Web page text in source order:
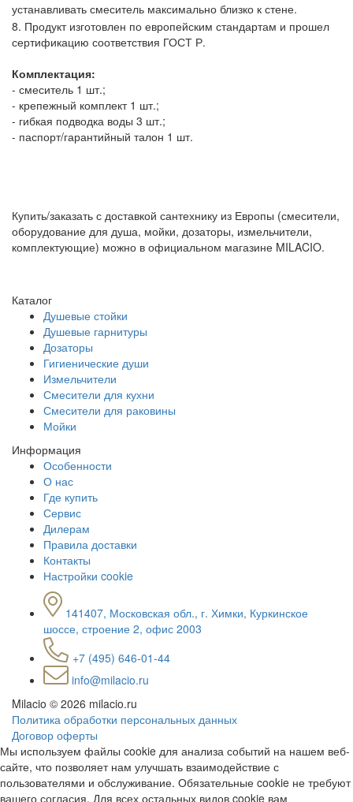
устанавливать смеситель максимально близко к стене.
8. Продукт изготовлен по европейским стандартам и прошел
сертификацию соответствия ГОСТ Р.
Комплектация:
- смеситель 1 шт.;
- крепежный комплект 1 шт.;
- гибкая подводка воды 3 шт.;
- паспорт/гарантийный талон 1 шт.
Купить/заказать с доставкой сантехнику из Европы (смесители,
оборудование для душа, мойки, дозаторы, измельчители,
комплектующие) можно в официальном магазине MILACIO.
Каталог
Душевые стойки
Душевые гарнитуры
Дозаторы
Гигиенические души
Измельчители
Смесители для кухни
Смесители для раковины
Мойки
Информация
Особенности
О нас
Где купить
Сервис
Дилерам
Правила доставки
Контакты
Настройки cookie
141407, Московская обл., г. Химки, Куркинское
шоссе, строение 2, офис 2003
+7 (495) 646-01-44
info@milacio.ru
Milacio © 2026 milacio.ru
Политика обработки персональных данных
Договор оферты
Мы используем файлы cookie для анализа событий на нашем веб-
сайте, что позволяет нам улучшать взаимодействие с
пользователями и обслуживание. Обязательные cookie не требуют
вашего согласия. Для всех остальных видов cookie вам